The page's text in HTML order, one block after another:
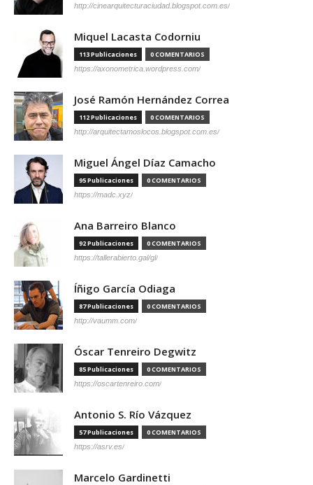
http://cinearquitecturaciudad.blogspot.com.es/
Miquel Lacasta Codorniu
113 Publicaciones 0 COMENTARIOS
https://axonometrica.wordpress.com/
José Ramón Hernández Correa
112 Publicaciones 0 COMENTARIOS
http://arquitectamoslocos.blogspot.com.es/
Miguel Ángel Díaz Camacho
95 Publicaciones 0 COMENTARIOS
https://madc.xyz/
Ana Barreiro Blanco
92 Publicaciones 0 COMENTARIOS
https://tallerabierto.gal/gl/
Íñigo García Odiaga
87 Publicaciones 0 COMENTARIOS
http://vaumm.com/
Óscar Tenreiro Degwitz
85 Publicaciones 0 COMENTARIOS
https://oscartenreiro.com/
Antonio S. Río Vázquez
57 Publicaciones 0 COMENTARIOS
https://asrv.es/
Marcelo Gardinetti